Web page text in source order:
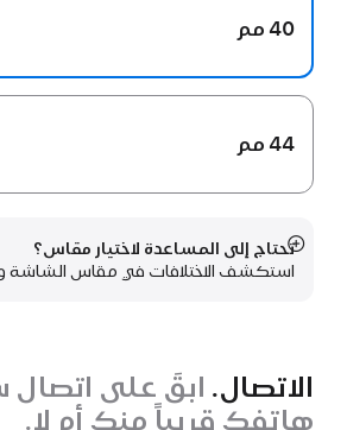
40 مم
44 مم
تحتاج إلى المساعدة لاختيار مقاس؟
استكشف الاختلافات في مقاس الشاشة
عرض
المزيد
الاتصال. ابقَ على اتصال
هاتفك قريباً منك أم لا.